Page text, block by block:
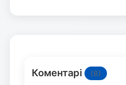
Коментарі (8)